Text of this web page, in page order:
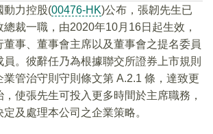
動力控股(00476-HK)公布，張韌先生已
裁一職，由2020年10月16日起生效，
事、董事會主席以及董事會之提名委員
。彼辭任乃為根據聯交所證券上市規則
業管治守則守則條文第 A.2.1 條，達致更
使張先生可投入更多時間於主席職務，
及處理本公司之企業策略。